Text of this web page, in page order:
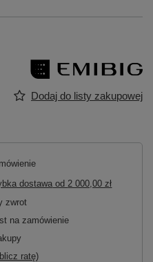
Dodaj do listy zakupowej
dostawa od2 000,00 zł
zwrot
na zamówienie
ratę)